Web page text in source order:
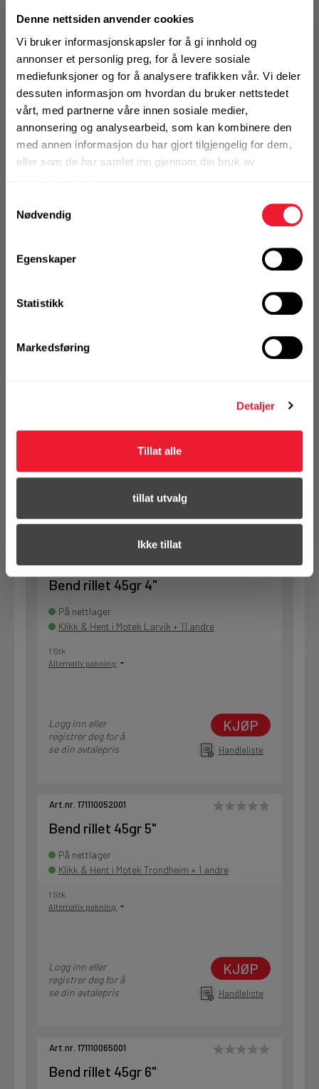
Denne nettsiden anvender cookies
Vi bruker informasjonskapsler for å gi innhold og
annonser et personlig preg, for å levere sosiale
mediefunksjoner og for å analysere trafikken vår. Vi deler
dessuten informasjon om hvordan du bruker nettstedet
vårt, med partnerne våre innen sosiale medier,
annonsering og analysearbeid, som kan kombinere den
med annen informasjon du har gjort tilgjengelig for dem,
eller som de har samlet inn gjennom din bruk av
Nødvendig
Egenskaper
Statistikk
Markedsføring
Detaljer
Tillat alle
tillat utvalg
Ikke tillat
se din avtalepris
Art.nr. 171110020001
Bend rillet 45gr 2"
På nettlager
Klikk & Hent i Motek Arendal + 10 andre
1 Stk
se din avtalepris
Handleliste
Bend rillet 45gr 3"
Logg inn eller
KJØP
Bend rillet 45gr 4"
På nettlager
Klikk & Hent i Motek Larvik + 11 andre
1 Stk
Alternativ pakning
Logg inn eller
registrer deg for å
se din avtalepris
KJØP
Handleliste
Art.nr. 171110052001
Bend rillet 45gr 5"
På nettlager
Klikk & Hent i Motek Trondheim + 1 andre
1 Stk
Alternativ pakning
Logg inn eller
registrer deg for å
se din avtalepris
KJØP
Handleliste
Art.nr. 171110065001
Bend rillet 45gr 6"